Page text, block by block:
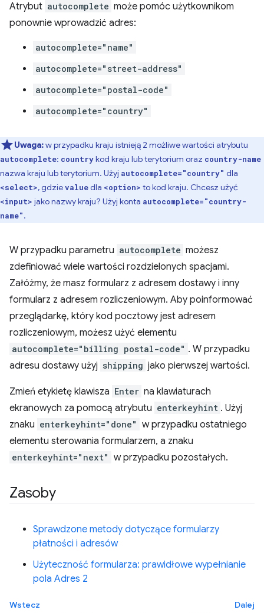
Atrybut autocomplete może pomóc użytkownikom
ponownie wprowadzić adres:
autocomplete="name"
autocomplete="street-address"
autocomplete="postal-code"
autocomplete="country"
Uwaga:w przypadku kraju istnieją 2 możliwe wartości atrybutu
autocomplete: countrykod kraju lub terytorium oraz country-name
nazwa kraju lub terytorium. Użyj autocomplete="country" dla
<select>, gdzievaluedla <option> to kod kraju. Chcesz użyć
<input> jako nazwy kraju? Użyj konta autocomplete="country-
name".
W przypadku parametru autocomplete możesz
zdefiniować wiele wartości rozdzielonych spacjami.
Załóżmy, że masz formularz z adresem dostawy i inny
formularz z adresem rozliczeniowym. Aby poinformować
przeglądarkę, który kod pocztowy jest adresem
rozliczeniowym, możesz użyć elementu
autocomplete="billing postal-code" . W przypadku
adresu dostawy użyj shipping jako pierwszej wartości.
Zmień etykietę klawisza Enter na klawiaturach
ekranowych za pomocą atrybutu enterkeyhint . Użyj
znaku enterkeyhint="done" w przypadku ostatniego
elementu sterowania formularzem, a znaku
enterkeyhint="next" w przypadku pozostałych.
Zasoby
Sprawdzone metody dotyczące formularzy
płatności i adresów
Użyteczność formularza: prawidłowe wypełnianie
pola Adres 2
Wstecz
Dalej